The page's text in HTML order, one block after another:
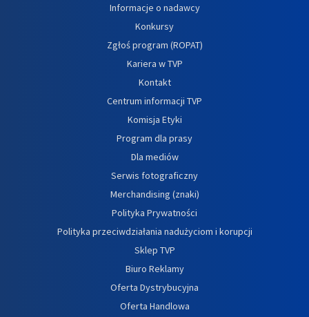
Informacje o nadawcy
Konkursy
Zgłoś program (ROPAT)
Kariera w TVP
Kontakt
Centrum informacji TVP
Komisja Etyki
Program dla prasy
Dla mediów
Serwis fotograficzny
Merchandising (znaki)
Polityka Prywatności
Polityka przeciwdziałania nadużyciom i korupcji
Sklep TVP
Biuro Reklamy
Oferta Dystrybucyjna
Oferta Handlowa